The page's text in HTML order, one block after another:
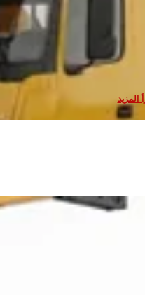
ومعدات المنصات
خزانات الوقود
فإن إحدى أكثر المناطق التي يتم
المزيد